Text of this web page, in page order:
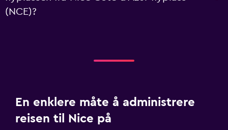
(NCE)?
En enklere måte å administrere
reisen til Nice på